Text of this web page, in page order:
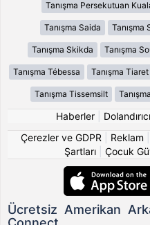
Tanışma Persekutuan
Tanışma Saida Tanışma
Tanışma Skikda Tanışma
Tanışma Tébessa Tanışma Tiaret
Tanışma Tissemsilt
Haberler
Çerezler ve GDPR
Reklam
Şartları| Çocuk
Ücretsiz Amerikan